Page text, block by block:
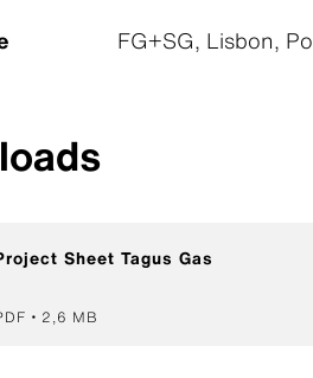
FG+SG, Lisbon,
Sheet Tagus Gas
2,6 MB